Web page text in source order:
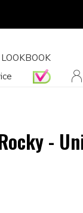
LOOKBOOK
-